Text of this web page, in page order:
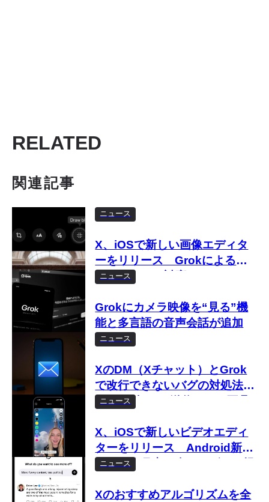
RELATED
関連記事
ニュース
X、iOSで新しい画像エディタ
ーをリリース Grokによる編
集やぼかしに対応
ニュース
Grokにカメラ映像を“見る”機
能と多言語の音声会話が追加
ニュース
XのDM（Xチャット）とGrok
で改行できないバグの対処法
Enterを押すと送信される不具
ニュース
X、iOSで新しいビデオエディ
ターをリリース Android新ア
プリも今月中に全ユーザーへ提
ニュース
Xのおすすめアルゴリズムを全